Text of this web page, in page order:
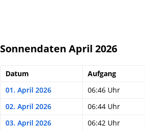
Sonnendaten April 2026
Datum Aufgang
01. April 2026
06:46 Uhr
02. April 2026
06:44 Uhr
03. April 2026
06:42 Uhr